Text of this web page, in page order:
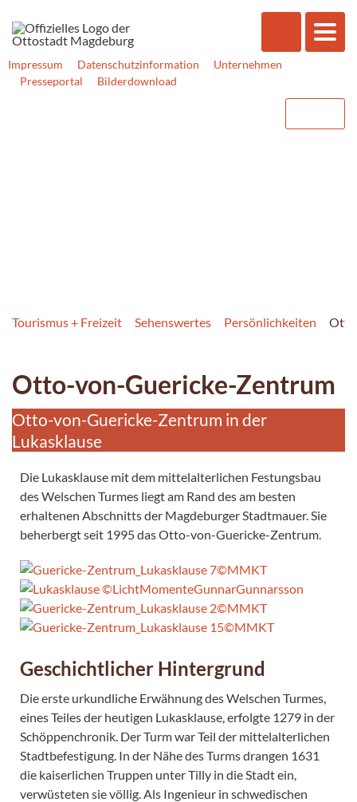
Impressum Datenschutzinformation
Unternehmen
Presseportal
Bilderdownload
Tourismus + Freizeit Sehenswertes Persönlichkeiten
Otto-von-Guericke-Zentrum
Otto-von-Guericke-Zentrum in der
Lukasklause
Die Lukasklause mit dem mittelalterlichen Festungsbau
des Welschen Turmes liegt am Rand des am besten
erhaltenen Abschnitts der Magdeburger Stadtmauer. Sie
beherbergt seit 1995 das Otto-von-Guericke-Zentrum.
Geschichtlicher Hintergrund
Die erste urkundliche Erwähnung des Welschen Turmes,
eines Teiles der heutigen Lukasklause, erfolgte 1279 in der
Schöppenchronik. Der Turm war Teil der mittelalterlichen
Stadtbefestigung. In der Nähe des Turms drangen 1631
die kaiserlichen Truppen unter Tilly in die Stadt ein,
verwüsteten sie völlig. Als Ingenieur in schwedischen